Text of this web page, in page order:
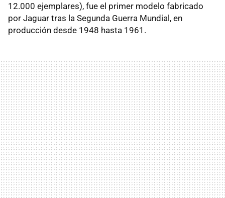
12.000 ejemplares), fue el primer modelo fabricado
por Jaguar tras la Segunda Guerra Mundial, en
producción desde 1948 hasta 1961.